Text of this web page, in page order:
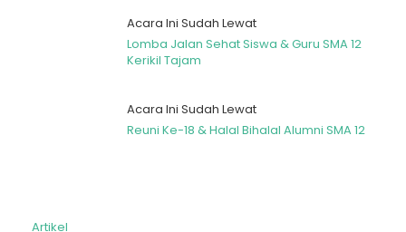
Acara Ini Sudah Lewat
Lomba Jalan Sehat Siswa & Guru SMA 12
Kerikil Tajam
Acara Ini Sudah Lewat
Reuni Ke-18 & Halal Bihalal Alumni SMA 12
Artikel